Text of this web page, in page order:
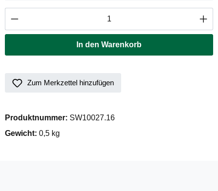
Produkt Anzahl: Gib den gewünschten
In den Warenkorb
Zum Merkzettel hinzufügen
Produktnummer: SW10027.16
Gewicht: 0,5 kg